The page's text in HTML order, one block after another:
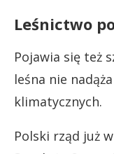
Leśnictwo
Pojawia się też
leśna nie
klimatycznych.
Polski rząd już